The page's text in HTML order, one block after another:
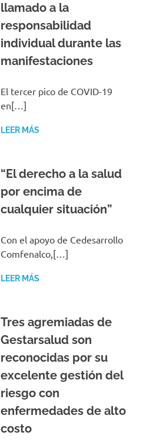
llamado a la
responsabilidad
individual durante las
manifestaciones
El tercer pico de COVID-19
en[…]
LEER MÁS
“El derecho a la salud
por encima de
cualquier situación”
Con el apoyo de Cedesarrollo
Comfenalco,[…]
LEER MÁS
Tres agremiadas de
Gestarsalud son
reconocidas por su
excelente gestión del
riesgo con
enfermedades de alto
costo